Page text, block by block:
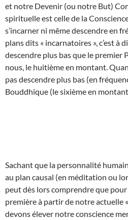
et notre Devenir (ou notre But)
spirituelle est celle de la
s’incarner ni même descendre en
plans dits « incarnatoires », c’est à
descendre plus bas que le premier
nous, le huitième en montant.
pas descendre plus bas (en
Bouddhique (le sixième en
Sachant que la personnalité
au plan causal (en méditation ou
peut dès lors comprendre que
première à partir de notre actuelle
devons élever notre conscience